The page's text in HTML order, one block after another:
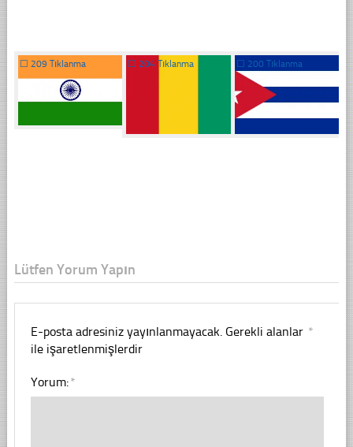
☐ 209 Tıklanma ☐204 Tıklanma ☐ 200 Tıklanma
Lütfen Yorum Yapın
E-posta adresiniz yayınlanmayacak. Gerekli alanlar *
ile işaretlenmişlerdir
Yorum:*